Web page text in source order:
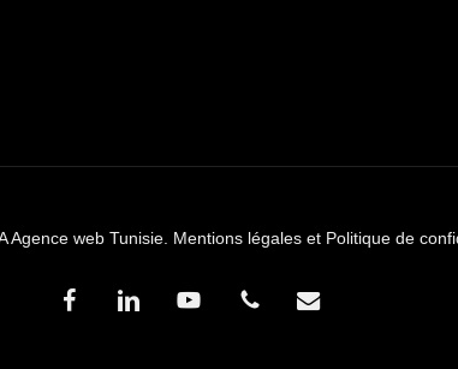
Agence web Tunisie. Mentions légales et Politique de
facebooklinkedin youtube phone email